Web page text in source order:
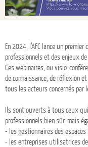
En 2024, l’AFC lance un
professionnels et des enjeux
Ces webinaires, ou visio-
de connaissance, de réflexion
tous les acteurs concernés par
Ils sont ouverts à tous ceux
professionnels bien sûr, mais
- les gestionnaires des
- les entreprises utilisatrices de